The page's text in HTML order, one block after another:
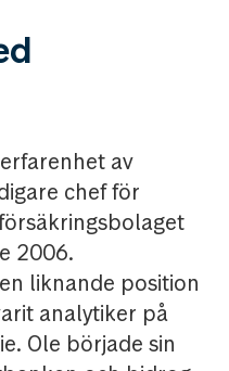
av
chef för
2006.
liknande position
analytiker på
Ole började sin